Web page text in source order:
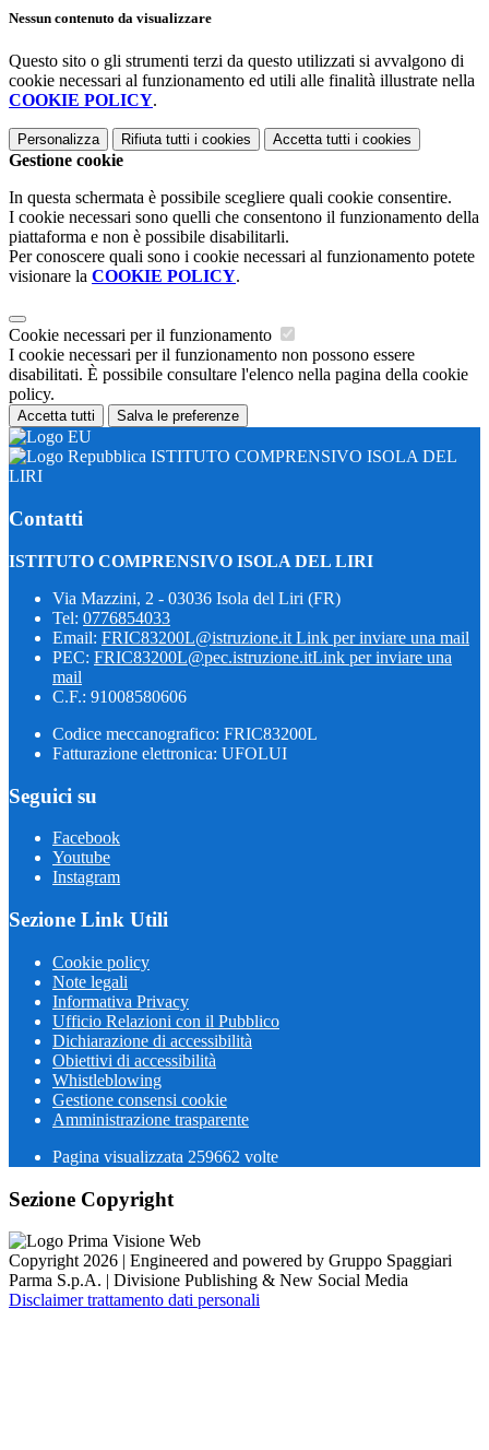
Nessun contenuto da visualizzare
Questo sito o gli strumenti terzi da questo utilizzati si avvalgono di
cookie necessari al funzionamento ed utili alle finalità illustrate nella
COOKIE POLICY.
Personalizza Rifiuta tutti i cookies Accetta tutti i cookies
Gestione cookie
In questa schermata è possibile scegliere quali cookie consentire.
I cookie necessari sono quelli che consentono il funzionamento della
piattaforma e non è possibile disabilitarli.
Per conoscere quali sono i cookie necessari al funzionamento potete
visionare la COOKIE POLICY.
Cookie necessari per il funzionamento
I cookie necessari per il funzionamento non possono essere
disabilitati. È possibile consultare l'elenco nella pagina della cookie
policy.
Accetta tutti Salva le preferenze
ISTITUTO COMPRENSIVO ISOLA DEL
LIRI
Contatti
ISTITUTO COMPRENSIVO ISOLA DEL LIRI
Via Mazzini, 2 - 03036 Isola del Liri (FR)
Tel: 0776854033
Email: FRIC83200L@istruzione.it Link per inviare una mail
PEC: FRIC83200L@pec.istruzione.itLink per inviare una
mail
C.F.: 91008580606
Codice meccanografico: FRIC83200L
Fatturazione elettronica: UFOLUI
Seguici su
Facebook
Youtube
Instagram
Sezione Link Utili
Cookie policy
Note legali
Informativa Privacy
Ufficio Relazioni con il Pubblico
Dichiarazione di accessibilità
Obiettivi di accessibilità
Whistleblowing
Gestione consensi cookie
Amministrazione trasparente
Pagina visualizzata 259662 volte
Sezione Copyright
Copyright 2026 | Engineered and powered by Gruppo Spaggiari
Parma S.p.A. | Divisione Publishing & New Social Media
Disclaimer trattamento dati personali